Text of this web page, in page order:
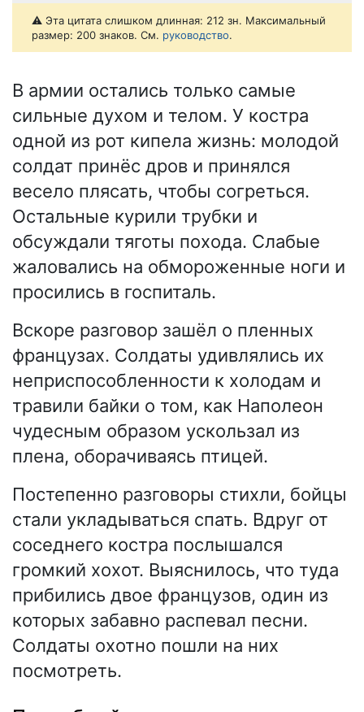
⚠️ Эта цитата слишком длинная: 212 зн. Максимальный
размер: 200 знаков. См. руководство.
В армии остались только самые
сильные духом и телом. У костра
одной из рот кипела жизнь: молодой
солдат принёс дров и принялся
весело плясать, чтобы согреться.
Остальные курили трубки и
обсуждали тяготы похода. Слабые
жаловались на обмороженные ноги и
просились в госпиталь.
Вскоре разговор зашёл о пленных
французах. Солдаты удивлялись их
неприспособленности к холодам и
травили байки о том, как Наполеон
чудесным образом ускользал из
плена, оборачиваясь птицей.
Постепенно разговоры стихли, бойцы
стали укладываться спать. Вдруг от
соседнего костра послышался
громкий хохот. Выяснилось, что туда
прибились двое французов, один из
которых забавно распевал песни.
Солдаты охотно пошли на них
посмотреть.